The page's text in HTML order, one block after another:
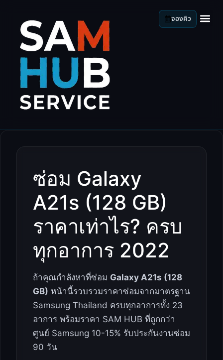
จองคิว
ซ่อม Galaxy
A21s (128 GB)
ราคาเท่าไร? ครบ
ทุกอาการ 2022
ถ้าคุณกำลังหาที่ซ่อม Galaxy A21s (128
GB) หน้านี้รวบรวมราคาซ่อมจากมาตรฐาน
Samsung Thailand ครบทุกอาการทั้ง 23
อาการ พร้อมราคา SAM HUB ที่ถูกกว่า
ศูนย์ Samsung 10-15% รับประกันงานซ่อม
90 วัน